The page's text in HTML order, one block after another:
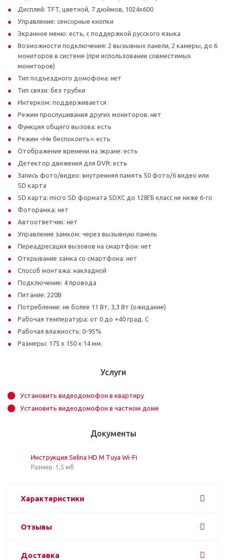
Дисплей: TFT, цветной, 7 дюймов, 1024х600
Управление: сенсорные кнопки
Экранное меню: есть, с поддержкой русского языка
Возможности подключения: 2 вызывных панели, 2 камеры, до 6
мониторов в системе (при использовании совместимых
мониторов)
Тип подъездного домофона: нет
Тип связи: без трубки
Интерком: поддерживается
Режим прослушивания других мониторов: нет
Функция общего вызова: есть
Режим <Не беспокоить>: есть
Отображение времени на экране: есть
Детектор движения для DVR: есть
Запись фото/видео: внутренняя память 50 фото/6 видео или
SD карта
SD карта: micro SD формата SDXC до 128ГБ класс не ниже 6-го
Фоторамка: нет
Автоответчик: нет
Управление замком: через вызывную панель
Переадресация вызовов на смартфон: нет
Открывание замка со смартфона: нет
Способ монтажа: накладной
Подключение: 4 провода
Питание: 220В
Потребление: не более 11 Вт, 3,3 Вт (ожидание)
Рабочая температура: от 0 до +40 град. С
Рабочая влажность: 0-95%
Размеры: 175 х 150 х 14 мм.
Услуги
Установить видеодомофон в квартиру
Установить видеодомофон в частном доме
Документы
Инструкция Selina HD M Tuya Wi-Fi
Размер: 1,5 мб
Характеристики
Отзывы
Доставка